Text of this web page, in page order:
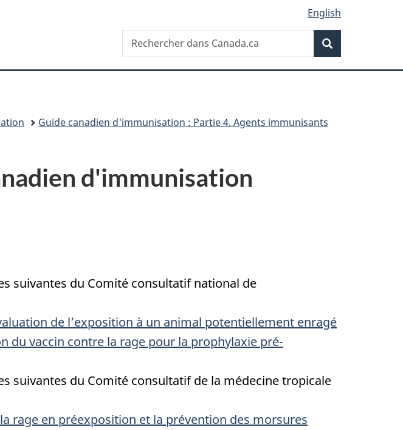
English
Recherche
Rechercher
dans
Guide canadien d'immunisation : Partie 4. Agents immunisants
d'immunisation
suivantes du Comité consultatif national de
de l’exposition à un animal potentiellement enragé
du vaccin contre la rage pour la prophylaxie pré-
suivantes du Comité consultatif de la médecine tropicale
rage en préexposition et la prévention des morsures